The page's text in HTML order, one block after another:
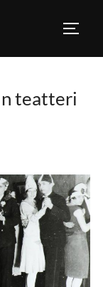
teatteri